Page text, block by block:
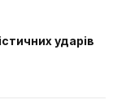
ударів